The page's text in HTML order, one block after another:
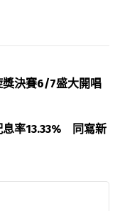
獎決賽6/7盛大開唱
息率13.33% 同寫新